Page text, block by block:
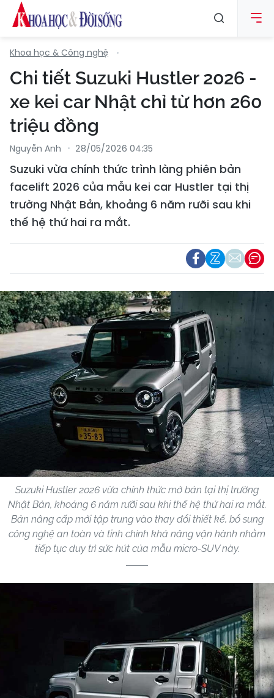
Khoa học & Công nghệ
Chi tiết Suzuki Hustler 2026 -
xe kei car Nhật chỉ từ hơn 260
triệu đồng
Nguyễn Anh 28/05/2026 04:35
Suzuki vừa chính thức trình làng phiên bản
facelift 2026 của mẫu kei car Hustler tại thị
trường Nhật Bản, khoảng 6 năm rưỡi sau khi
thế hệ thứ hai ra mắt.
Suzuki Hustler 2026 vừa chính thức mở bán tại thị trường
Nhật Bản, khoảng 6 năm rưỡi sau khi thế hệ thứ hai ra mắt.
Bản nâng cấp mới tập trung vào thay đổi thiết kế, bổ sung
công nghệ an toàn và tinh chỉnh khả năng vận hành nhằm
tiếp tục duy trì sức hút của mẫu micro-SUV này.